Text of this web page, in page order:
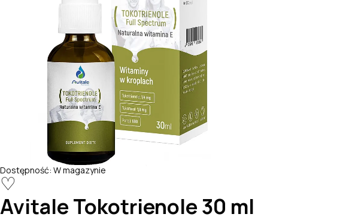
Dostępność: W magazynie
♡
Avitale Tokotrienole 30 ml